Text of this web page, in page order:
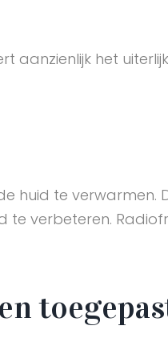
aanzienlijk het
huid te verwarmen.
verbeteren.